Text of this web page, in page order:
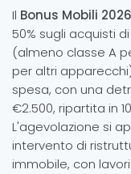
Il Bonus Mobili 2026
50% sugli acquisti
(almeno classe A
per altri
spesa, con una
€2.500, ripartita in
L'agevolazione si
intervento di
immobile, con